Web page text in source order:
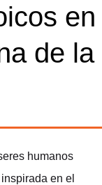
en
de la
humanos
en el